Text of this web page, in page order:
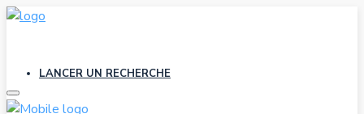
LANCER UN RECHERCHE